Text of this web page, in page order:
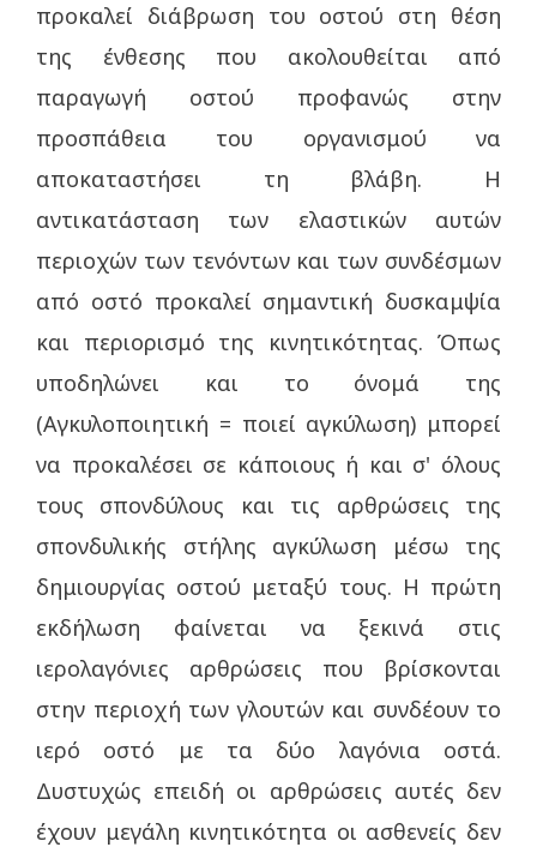
προκαλεί διάβρωση του οστού στη θέση
της ένθεσης που ακολουθείται από
παραγωγή οστού προφανώς στην
προσπάθεια του οργανισμού να
αποκαταστήσει τη βλάβη. Η
αντικατάσταση των ελαστικών αυτών
περιοχών των τενόντων και των συνδέσμων
από οστό προκαλεί σημαντική δυσκαμψία
και περιορισμό της κινητικότητας. Όπως
υποδηλώνει και το όνομά της
(Αγκυλοποιητική = ποιεί αγκύλωση) μπορεί
να προκαλέσει σε κάποιους ή και σ' όλους
τους σπονδύλους και τις αρθρώσεις της
σπονδυλικής στήλης αγκύλωση μέσω της
δημιουργίας οστού μεταξύ τους. Η πρώτη
εκδήλωση φαίνεται να ξεκινά στις
ιερολαγόνιες αρθρώσεις που βρίσκονται
στην περιοχή των γλουτών και συνδέουν το
ιερό οστό με τα δύο λαγόνια οστά.
Δυστυχώς επειδή οι αρθρώσεις αυτές δεν
έχουν μεγάλη κινητικότητα οι ασθενείς δεν